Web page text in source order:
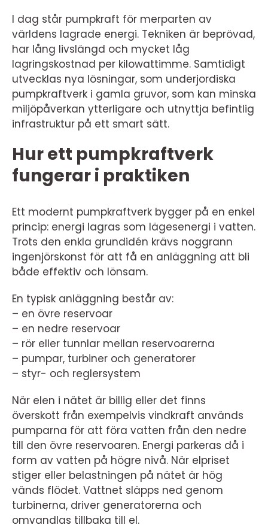
I dag står pumpkraft för merparten av
världens lagrade energi. Tekniken är beprövad,
har lång livslängd och mycket låg
lagringskostnad per kilowattimme. Samtidigt
utvecklas nya lösningar, som underjordiska
pumpkraftverk i gamla gruvor, som kan minska
miljöpåverkan ytterligare och utnyttja befintlig
infrastruktur på ett smart sätt.
Hur ett pumpkraftverk
fungerar i praktiken
Ett modernt pumpkraftverk bygger på en enkel
princip: energi lagras som lägesenergi i vatten.
Trots den enkla grundidén krävs noggrann
ingenjörskonst för att få en anläggning att bli
både effektiv och lönsam.
En typisk anläggning består av:
– en övre reservoar
– en nedre reservoar
– rör eller tunnlar mellan reservoarerna
– pumpar, turbiner och generatorer
– styr- och reglersystem
När elen i nätet är billig eller det finns
överskott från exempelvis vindkraft används
pumparna för att föra vatten från den nedre
till den övre reservoaren. Energi parkeras då i
form av vatten på högre nivå. När elpriset
stiger eller belastningen på nätet är hög
vänds flödet. Vattnet släpps ned genom
turbinerna, driver generatorerna och
omvandlas tillbaka till el.